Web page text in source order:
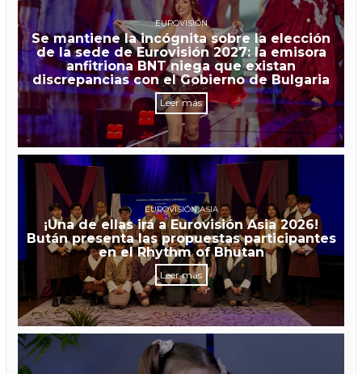
EUROVISIÓN
Se mantiene la incógnita sobre la elección
de la sede de Eurovisión 2027: la emisora
anfitriona BNT niega que existan
discrepancias con el Gobierno de Bulgaria
Leer más
EUROVISIÓN ASIA
¡Una de ellas irá a Eurovisión Asia 2026!
Bután presenta las propuestas participantes
en el Rhythm of Bhutan
Leer más